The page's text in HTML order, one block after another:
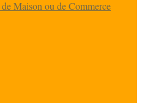
Maison ou de Commerce